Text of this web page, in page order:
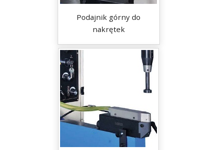
Podajnik górny do
nakrętek